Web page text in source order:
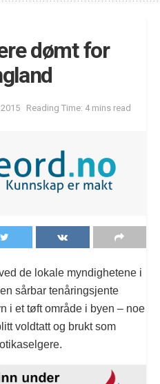
dømt for
Reading Time: 4 mins read
de lokale myndighetene i
sårbar tenåringsjente
i et tøft område i byen – noe
voldtatt og brukt som